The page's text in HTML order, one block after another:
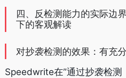
四、反检测能力的实际边
下的客观解读
对抄袭检测的效果：有充
Speedwrite在”通过抄袭检测